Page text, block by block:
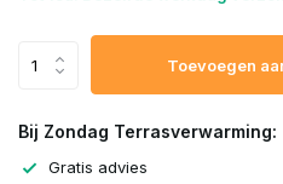
Toevoegen
Bij Zondag Terrasverwarming:
Gratis advies